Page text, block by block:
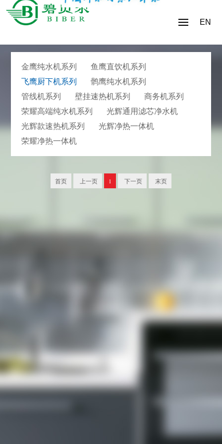
EN
金鹰纯水机系列
鱼鹰直饮机系列
飞鹰厨下机系列
鹘鹰纯水机系列
管线机系列
壁挂速热机系列
商务机系列
荣耀高端纯水机系列
光辉通用滤芯净水机
光辉款速热机系列
光辉净热一体机
荣耀净热一体机
首页 上一页 1 下一页 末页